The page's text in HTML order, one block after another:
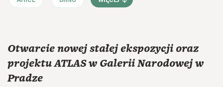
Otwarcie nowej stałej ekspozycji oraz
projektu ATLAS w Galerii Narodowej w
Pradze